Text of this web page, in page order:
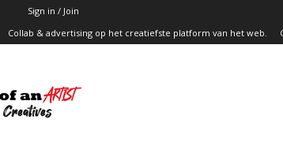
Sign in / Join
Collab & advertising op het creatiefste platform van het web.